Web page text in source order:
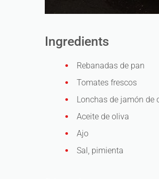
Ingredients
Rebanadas de pan
Tomates frescos
Lonchas de jamón de
Aceite de oliva
Ajo
Sal, pimienta